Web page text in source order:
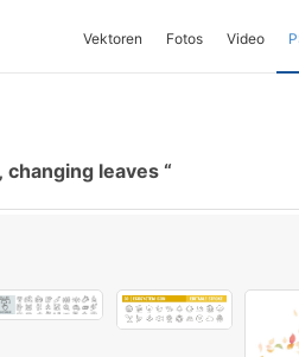
Vektoren Fotos Video
changing leaves